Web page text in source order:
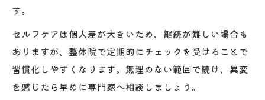
す。
セルフケアは個人差が大きいため、継続が難しい場合も
ありますが、整体院で定期的にチェックを受けることで
習慣化しやすくなります。無理のない範囲で続け、異変
を感じたら早めに専門家へ相談しましょう。